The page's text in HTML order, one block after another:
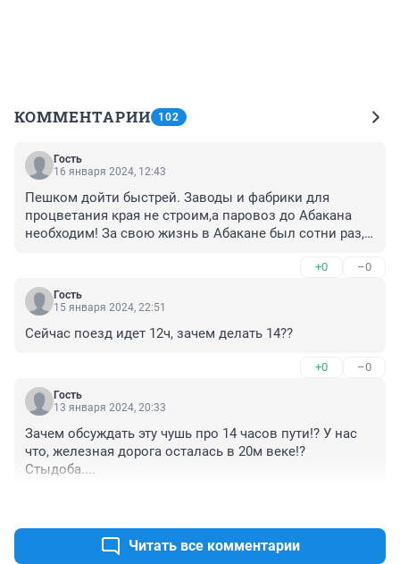
КОММЕНТАРИИ 102
Гость
16 января 2024, 12:43
Пешком дойти быстрей. Заводы и фабрики для
процветания края не строим,а паровоз до Абакана
необходим! За свою жизнь в Абакане был сотни раз,
+0 –0
Гость
15 января 2024, 22:51
Сейчас поезд идет 12ч, зачем делать 14??
+0 –0
Гость
13 января 2024, 20:33
Зачем обсуждать эту чушь про 14 часов пути!? У нас
что, железная дорога осталась в 20м веке!?
Стыдоба....
Читать все комментарии